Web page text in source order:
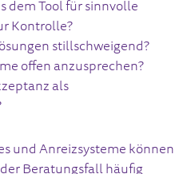
dem Tool für sinnvolle
Kontrolle?
stillschweigend?
offen anzusprechen?
als
und Anreizsysteme können
Beratungsfall häufig